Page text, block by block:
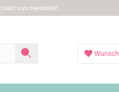
vom Hersteller